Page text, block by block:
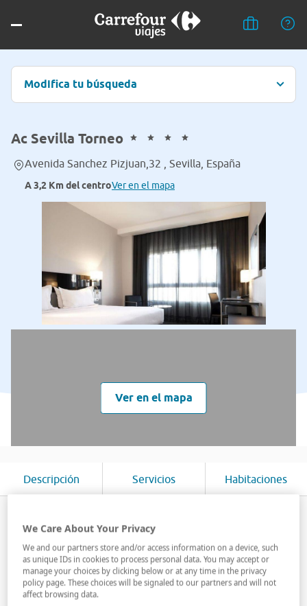
Modifica tu búsqueda
Ac Sevilla Torneo
Avenida Sanchez Pizjuan,32 , Sevilla, España
A 3,2 Km del centroVer en el mapa
Ver en el mapa
Descripción Servicios Habitaciones
completamente equipada, con capacidad de hasta 70
personas. Dispone, además, de todas las comodidades
de un hotel AC: minibar gratuito, Internet WiFi, caja
fuerte, room service 24 horas, servicio de lavandería...
Su magnífica ubicación ...
We Care About Your Privacy
We and our partners store and/or access information on a device, such
as unique IDs in cookies to process personal data. You may accept or
manage your choices by clicking below or at any time in the privacy
policy page. These choices will be signaled to our partners and will not
affect browsing data.